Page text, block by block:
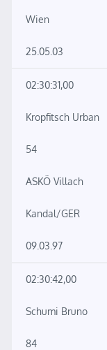
Wien
25.05.03
02:30:31,00
Kropfitsch Urban
54
ASKÖ Villach
Kandal/GER
09.03.97
02:30:42,00
Schumi Bruno
84